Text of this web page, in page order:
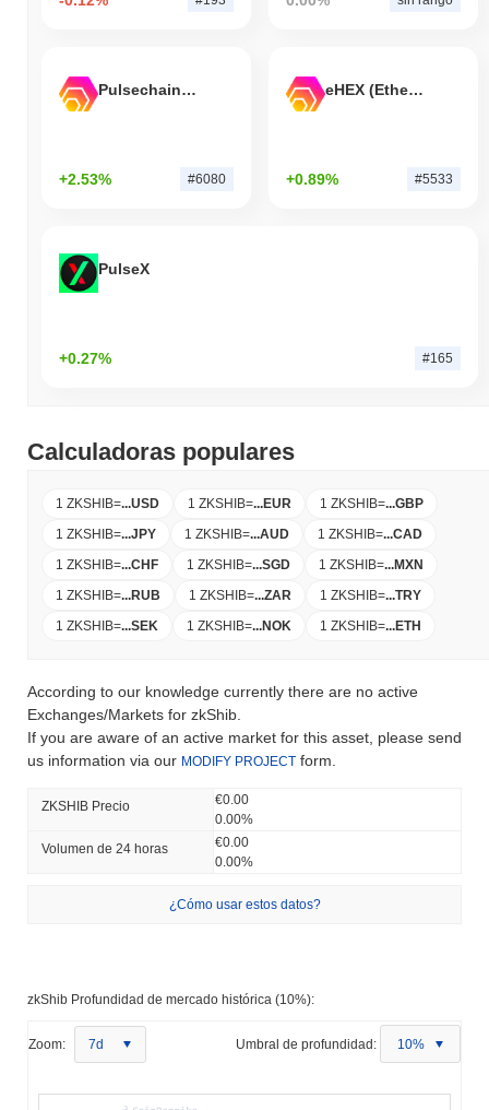
Pulsechain Bridged HEX (Pulsechain)
+2.53% #6080
eHEX (Ethereum)
+0.89% #5533
PulseX
+0.27% #165
Calculadoras populares
1 ZKSHIB=...USD 1 ZKSHIB=...EUR 1 ZKSHIB=...GBP
1 ZKSHIB=...JPY 1 ZKSHIB=...AUD 1 ZKSHIB=...CAD
1 ZKSHIB=...CHF 1 ZKSHIB=...SGD 1 ZKSHIB=...MXN
1 ZKSHIB=...RUB 1 ZKSHIB=...ZAR 1 ZKSHIB=...TRY
1 ZKSHIB=...SEK 1 ZKSHIB=...NOK 1 ZKSHIB=...ETH
According to our knowledge currently there are no active
Exchanges/Markets for zkShib.
If you are aware of an active market for this asset, please send
us information via our MODIFY PROJECT form.
ZKSHIB Precio
€0.00
0.00%
Volumen de 24 horas
€0.00
0.00%
¿Cómo usar estos datos?
zkShib Profundidad de mercado histórica (10%):
Zoom: 7d Umbral de profundidad: 10%